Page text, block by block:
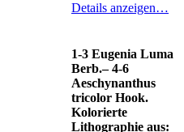
Details anzeigen…
1-3 Eugenia Luma
Berb.– 4-6
Aeschynanthus
tricolor Hook.
Kolorierte
Lithographie aus: